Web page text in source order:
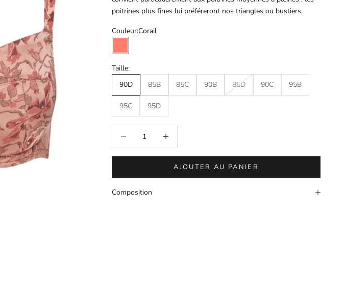
poitrines plus fines lui préféreront nos triangles ou bustiers.
Couleur:Corail
Corail
Taille:
90D
85B 85C 90B 85D 90C 95B
95C 95D
AJOUTER AU PANIER
Composition